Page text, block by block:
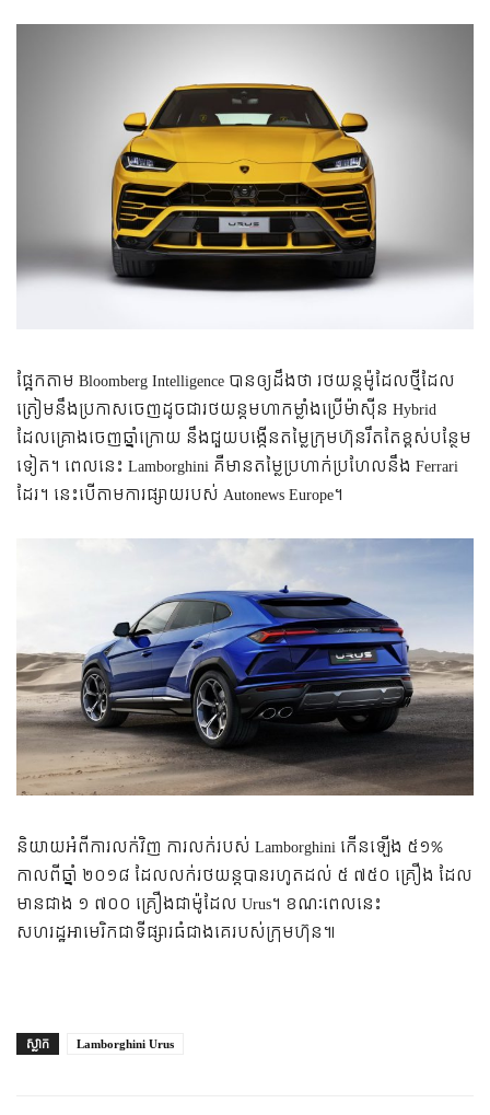
​ផ្អែក​តាម​ Bloomberg Intelligence បាន​ឲ្យ​ដឹង​ថា​ រថយន្ត​ម៉ូដែល​ថ្មី​ដែល​
ត្រៀម​នឹង​ប្រកាស​ចេញ​ដូច​ជា​រថយន្ត​មហា​កម្លាំង​ប្រើ​ម៉ាស៊ីន Hybrid
ដែល​គ្រោង​ចេញ​ឆ្នាំ​ក្រោយ នឹង​ជួយ​បង្កើន​តម្លៃ​ក្រុមហ៊ុន​រឹត​តែ​ខ្ពស់​បន្ថែម​
ទៀត។ ពេល​នេះ Lamborghini គឺ​មាន​តម្លៃ​ប្រហាក់​ប្រហែល​នឹង Ferrari
ដែរ។ នេះ​បើ​តាម​ការ​ផ្សាយ​របស់ Autonews Europe។
និយាយ​អំពី​ការ​លក់​វិញ ការ​លក់​របស់ Lamborghini កើន​ឡើង​ ៥១%
កាល​ពី​ឆ្នាំ ២០១៨ ដែល​លក់​រថយន្ត​បាន​រហូត​ដល់ ៥ ៧៥០ គ្រឿង ដែល​
មាន​ជាង ១ ៧០០ គ្រឿង​ជា​ម៉ូដែល Urus។ ខណៈ​ពេល​នេះ​
សហរដ្ឋអាមេរិក​ជា​ទីផ្សារ​ធំ​ជាង​គេ​របស់​ក្រុមហ៊ុន៕
ស្លាក Lamborghini Urus